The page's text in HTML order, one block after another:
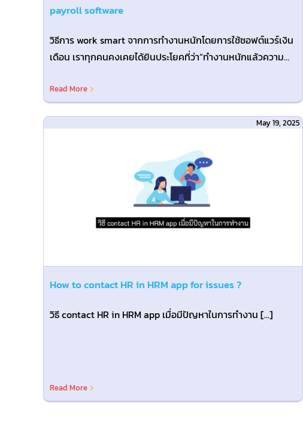
payroll software
วิธีการ work smart จากการทำงานหนักโดยการใช้ซอฟต์แวร์เงิน
เดือน เราทุกคนคงเคยได้ยินประโยคที่ว่า“ทำงานหนักแล้วความ
Read More
How to contact HR in HRM app for issues ?
May 19, 2025
วิธี contact HR in HRM app เมื่อมีปัญหาในการทำงาน [...]
Read More
How to Know Your HR
Contacts: Roles and When to
Contact Them
Blog@TH